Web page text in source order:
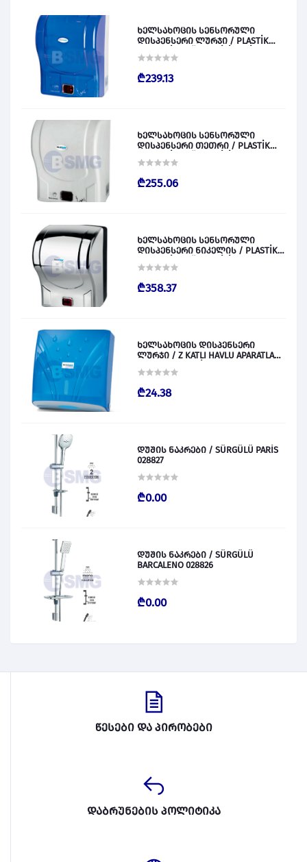
ხელსახოცის სენსორული
დისპენსერი ლურჯი / PLASTİK
₾239.13
ხელსახოცის სენსორული
დისპენსერი თეთრი / PLASTİK
028829
₾255.06
ხელსახოცის სენსორული
დისპენსერი ნიკელის / PLASTİK
028830
₾358.37
ხელსახოცის დისპენსერი
ლურჯი / Z KATLI HAVLU APARATLARI
₾24.38
დუშის ნაკრები / SÜRGÜLÜ PARİS
028827
₾0.00
დუშის ნაკრები / SÜRGÜLÜ
BARCALENO 028826
₾0.00
წესები და პირობები
დაბრუნების პოლიტიკა